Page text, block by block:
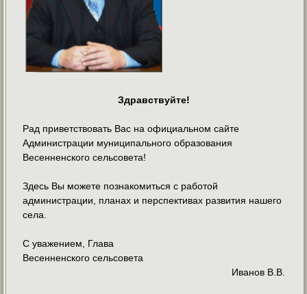
Здравствуйте!
Рад приветствовать Вас на официальном сайте
Администрации муниципального образования
Весенненского сельсовета!
Здесь Вы можете познакомиться с работой
администрации, планах и перспективах развития нашего
села.
С уважением, Глава
Весенненского сельсовета
Иванов В.В.